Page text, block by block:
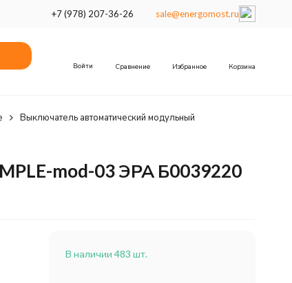
+7 (978) 207-36-26 sale@energomost.ru
Войти Сравнение Избранное Корзина
Выключатель автоматический модульный
mod-03 ЭРА Б0039220
В наличии 483 шт.